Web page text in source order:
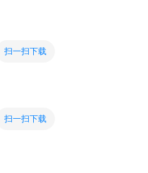
扫一扫下载
扫一扫下载